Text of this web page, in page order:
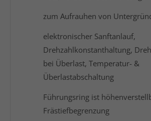
zum Aufrauhen von
elektronischer Sanftanlauf,
Drehzahlkonstanthaltung,
bei Überlast, Temperatur- &
Überlastabschaltung
Führungsring ist
Frästiefbegrenzung